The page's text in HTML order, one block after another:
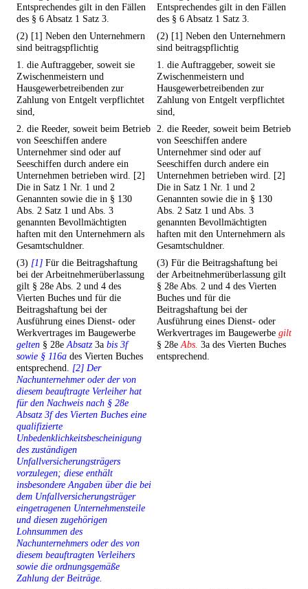
Entsprechendes gilt in den Fällen
des § 6 Absatz 1 Satz 3.
Entsprechendes gilt in den Fällen
des § 6 Absatz 1 Satz 3.
(2) [1] Neben den Unternehmern
sind beitragspflichtig
(2) [1] Neben den Unternehmern
sind beitragspflichtig
1. die Auftraggeber, soweit sie
Zwischenmeistern und
Hausgewerbetreibenden zur
Zahlung von Entgelt verpflichtet
sind,
1. die Auftraggeber, soweit sie
Zwischenmeistern und
Hausgewerbetreibenden zur
Zahlung von Entgelt verpflichtet
sind,
2. die Reeder, soweit beim Betrieb
von Seeschiffen andere
Unternehmer sind oder auf
Seeschiffen durch andere ein
Unternehmen betrieben wird. [2]
Die in Satz 1 Nr. 1 und 2
Genannten sowie die in § 130
Abs. 2 Satz 1 und Abs. 3
genannten Bevollmächtigten
haften mit den Unternehmern als
Gesamtschuldner.
2. die Reeder, soweit beim Betrieb
von Seeschiffen andere
Unternehmer sind oder auf
Seeschiffen durch andere ein
Unternehmen betrieben wird. [2]
Die in Satz 1 Nr. 1 und 2
Genannten sowie die in § 130
Abs. 2 Satz 1 und Abs. 3
genannten Bevollmächtigten
haften mit den Unternehmern als
Gesamtschuldner.
(3) [1] Für die Beitragshaftung
bei der Arbeitnehmerüberlassung
gilt § 28e Abs. 2 und 4 des
Vierten Buches und für die
Beitragshaftung bei der
Ausführung eines Dienst- oder
Werkvertrages im Baugewerbe
gelten § 28eAbsatz3a bis 3f
sowie § 116a des Vierten Buches
entsprechend. [2] Der
Nachunternehmer oder der von
diesem beauftragte Verleiher hat
für den Nachweis nach § 28e
Absatz 3f des Vierten Buches eine
qualifizierte
Unbedenklichkeitsbescheinigung
des zuständigen
Unfallversicherungsträgers
vorzulegen; diese enthält
insbesondere Angaben über die bei
dem Unfallversicherungsträger
eingetragenen Unternehmensteile
und diesen zugehörigen
Lohnsummen des
Nachunternehmers oder des von
diesem beauftragten Verleihers
sowie die ordnungsgemäße
Zahlung der Beiträge.
(3) Für die Beitragshaftung bei
der Arbeitnehmerüberlassung gilt
§ 28e Abs. 2 und 4 des Vierten
Buches und für die
Beitragshaftung bei der
Ausführung eines Dienst- oder
Werkvertrages im Baugewerbe gilt
§ 28eAbs. 3a des Vierten Buches
entsprechend.